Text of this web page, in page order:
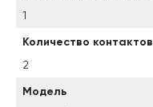
1
Количество контактов
2
Модель